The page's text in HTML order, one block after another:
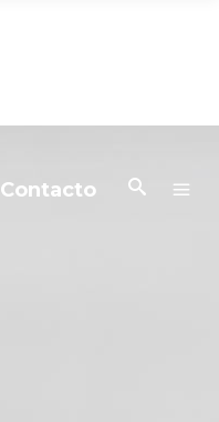
Contacto